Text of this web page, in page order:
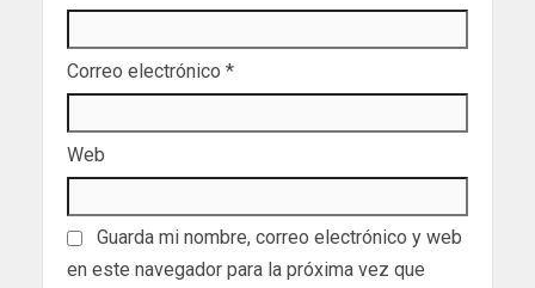
Correo electrónico *
Web
Guarda mi nombre, correo electrónico y web
en este navegador para la próxima vez que